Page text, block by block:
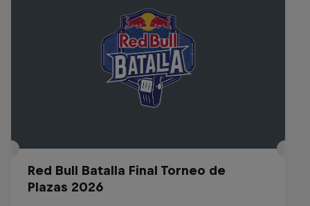
Red Bull Batalla Final Torneo de
Plazas 2026